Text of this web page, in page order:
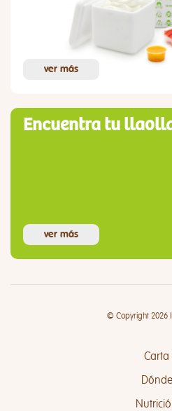
ver más
Encuentra tu
ver más
© Copyright 2026
Carta
Dónde